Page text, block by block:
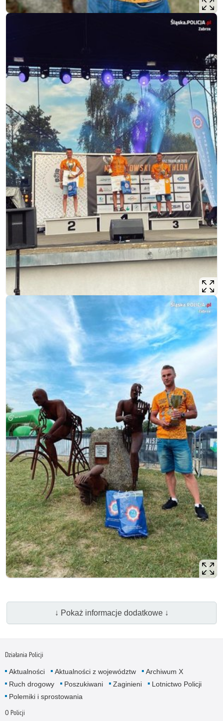
↓ Pokaż informacje dodatkowe ↓
Działania Policji
Aktualności Aktualności z województw
Archiwum X
Ruch drogowy
Poszukiwani Zaginieni
Lotnictwo Policji
Polemiki i sprostowania
O Policji